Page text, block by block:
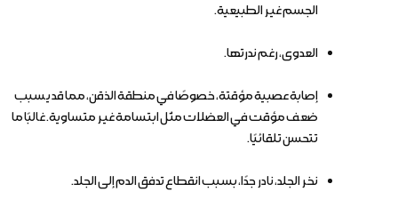
الجسم غير الطبيعية.
العدوى، رغم ندرتها.
إصابة عصبية مؤقتة، خصوصًا في منطقة الذقن، مما قد يسبب
ضعف مؤقت في العضلات مثل ابتسامة غير متساوية. غالبًا ما
تتحسن تلقائيًا.
نخر الجلد، نادر جدًا، بسبب انقطاع تدفق الدم إلى الجلد.